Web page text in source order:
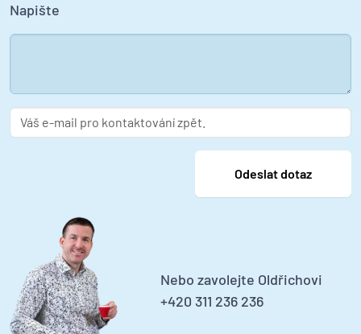
Nebo zavolejte Oldřichovi
+420 311 236 236
Napište